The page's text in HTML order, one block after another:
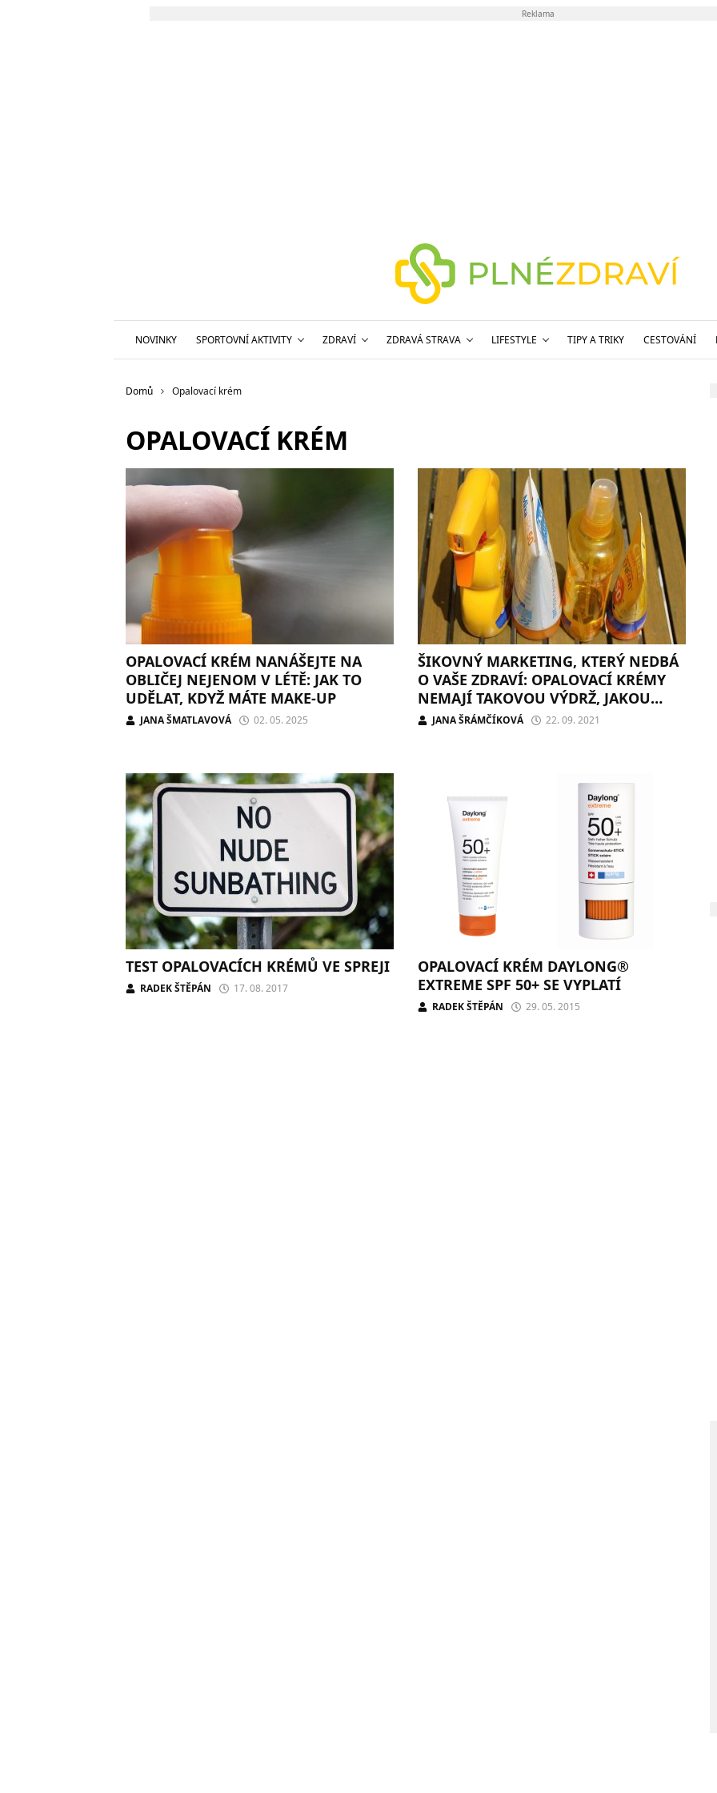
Reklama
NOVINKY SPORTOVNÍ AKTIVITY ZDRAVÍ ZDRAVÁ STRAVA LIFESTYLE TIPY A TRIKY CESTOVÁNÍ
Domů Opalovací krém
OPALOVACÍ KRÉM
OPALOVACÍ KRÉM NANÁŠEJTE NA
OBLIČEJ NEJENOM V LÉTĚ: JAK TO
UDĚLAT, KDYŽ MÁTE MAKE-UP
JANA ŠMATLAVOVÁ 02. 05. 2025
ŠIKOVNÝ MARKETING, KTERÝ NEDBÁ
O VAŠE ZDRAVÍ: OPALOVACÍ KRÉMY
NEMAJÍ TAKOVOU VÝDRŽ, JAKOU
DEKLARUJÍ
JANA ŠRÁMČÍKOVÁ 22. 09. 2021
TEST OPALOVACÍCH KRÉMŮ VE SPREJI
RADEK ŠTĚPÁN 17. 08. 2017
OPALOVACÍ KRÉM DAYLONG®
EXTREME SPF 50+ SE VYPLATÍ
RADEK ŠTĚPÁN 29. 05. 2015